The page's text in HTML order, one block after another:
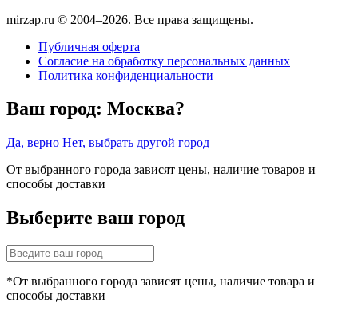
mirzap.ru © 2004–2026. Все права защищены.
Публичная оферта
Согласие на обработку персональных данных
Политика конфиденциальности
Ваш город: Москва?
Да, верно Нет, выбрать другой город
От выбранного города зависят цены, наличие товаров и
способы доставки
Выберите ваш город
*От выбранного города зависят цены, наличие товара и
способы доставки